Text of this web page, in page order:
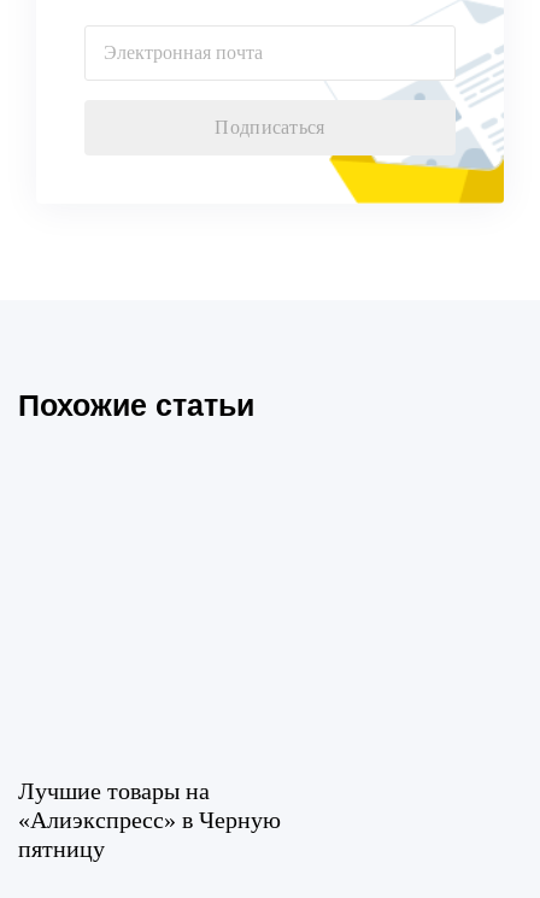
Подписаться
Похожие статьи
Лучшие товары на
«Алиэкспресс» в Черную
пятницу